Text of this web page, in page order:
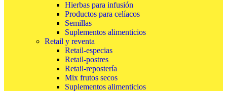
Hierbas para infusión
Productos para celíacos
Semillas
Suplementos alimenticios
Retail y reventa
Retail-especias
Retail-postres
Retail-repostería
Mix frutos secos
Suplementos alimenticios